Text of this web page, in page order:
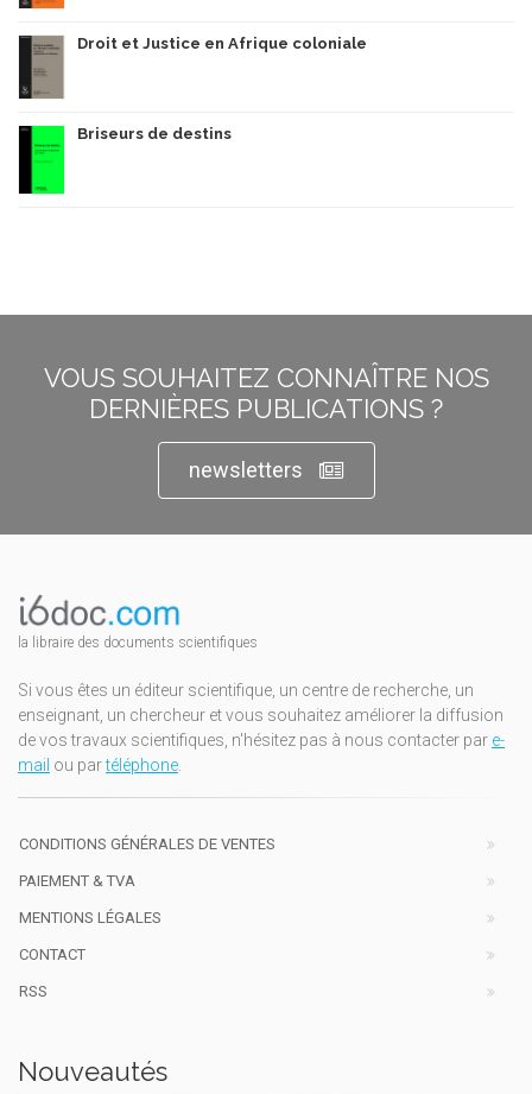
Droit et Justice en Afrique coloniale
Briseurs de destins
VOUS SOUHAITEZ CONNAÎTRE NOS
DERNIÈRES PUBLICATIONS ?
newsletters
la libraire des documents scientifiques
Si vous êtes un éditeur scientifique, un centre de recherche, un
enseignant, un chercheur et vous souhaitez améliorer la diffusion
de vos travaux scientifiques, n'hésitez pas à nous contacter par e-
mail ou partéléphone
CONDITIONS GÉNÉRALES DE VENTES
PAIEMENT & TVA
MENTIONS LÉGALES
CONTACT
RSS
Nouveautés